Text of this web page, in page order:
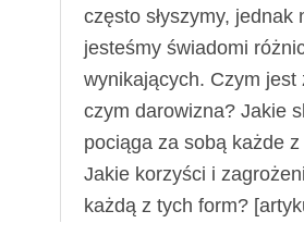
często słyszymy, jednak
jesteśmy świadomi
wynikających. Czym jest
czym darowizna? Jakie
pociąga za sobą każde
Jakie korzyści i
każdą z tych form?